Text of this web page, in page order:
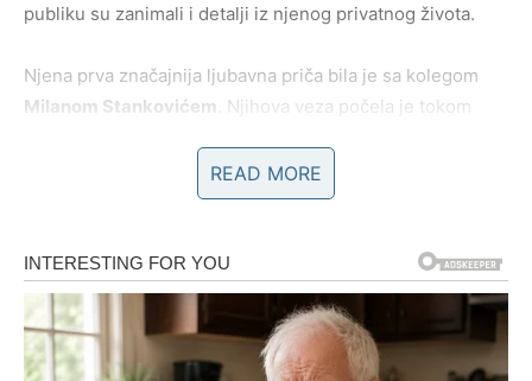
publiku su zanimali i detalji iz njenog privatnog života.
Njena prva značajnija ljubavna priča bila je sa kolegom
Milanom Stankovićem
. Njihova veza počela je tokom
epizode jedne sapunice. Strast, nesuglasice i pomirenja
bili su deo njihovog odnosa, dok se na kraju sve završilo
interesovanja koje se, do današnjeg dana, ne smanjuje.
Prekretnice i izazovi u ljubavi
READ MORE